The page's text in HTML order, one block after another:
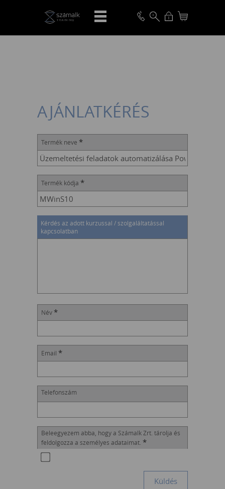
VISSZA
AJÁNLATKÉRÉS
Termék neve *
Termék kódja *
Kérdés az adott kurzussal / szolgaláltatással
kapcsolatban
Név *
Email *
Telefonszám
Beleegyezem abba, hogy a Számalk Zrt. tárolja és
feldolgozza a személyes adataimat. *